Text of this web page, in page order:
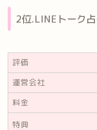
2位.LINEトーク
評価
運営会社
料金
特典